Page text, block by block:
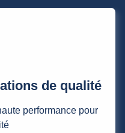
de qualité
performance pour